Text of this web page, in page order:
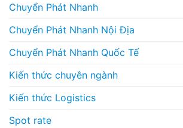
Chuyển Phát Nhanh
Chuyển Phát Nhanh Nội Địa
Chuyển Phát Nhanh Quốc Tế
Kiến thức chuyên ngành
Kiến thức Logistics
Spot rate